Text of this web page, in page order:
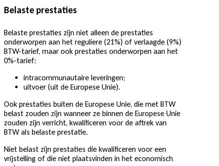
Belaste prestaties
Belaste prestaties zijn niet alleen de prestaties
onderworpen aan het reguliere (21%) of verlaagde (9%)
BTW-tarief, maar ook prestaties onderworpen aan het
0%-tarief:
intracommunautaire leveringen;
uitvoer (uit de Europese Unie).
Ook prestaties buiten de Europese Unie, die met BTW
belast zouden zijn wanneer ze binnen de Europese Unie
zouden zijn verricht, kwalificeren voor de aftrek van
BTW als belaste prestatie.
Niet belast zijn prestaties die kwalificeren voor een
vrijstelling of die niet plaatsvinden in het economisch